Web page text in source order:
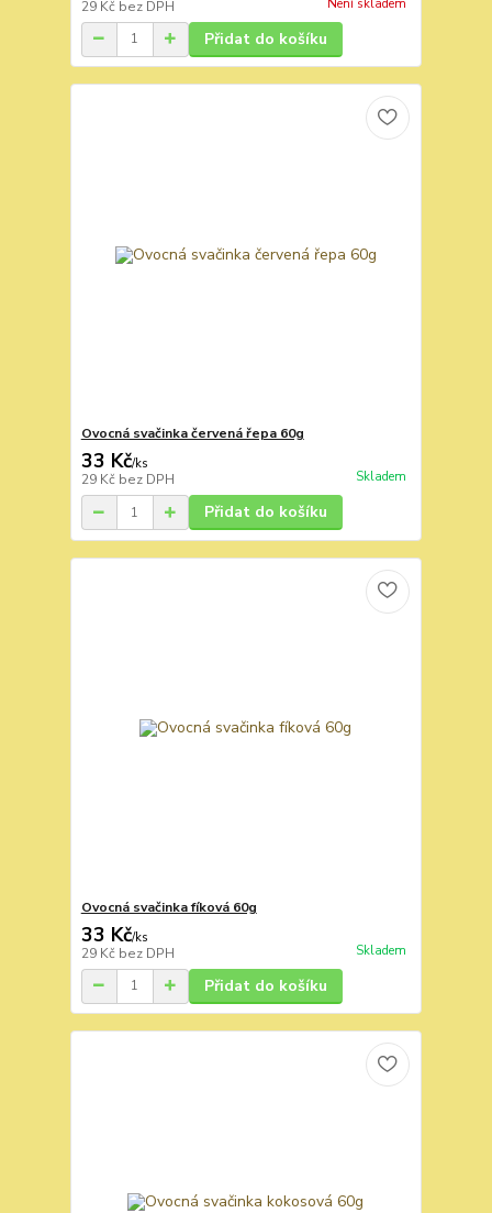
29 Kč bez DPH Není skladem
Přidat do košíku
Ovocná svačinka červená řepa 60g
33 Kč/ks
29 Kč bez DPH Skladem
Přidat do košíku
Ovocná svačinka fíková 60g
33 Kč/ks
29 Kč bez DPH Skladem
Přidat do košíku